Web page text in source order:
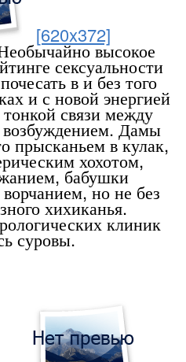
[620x372]
высокое
сексуальности
в и без того
и с новой энергией
тонкой связи между
Дамы
прысканьем в кулак,
хохотом,
бабушки
но не без
хихиканья.
клиник
суровы.